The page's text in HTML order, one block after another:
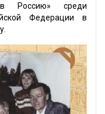
Россию» среди
Федерации в